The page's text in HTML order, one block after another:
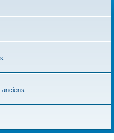
anciens